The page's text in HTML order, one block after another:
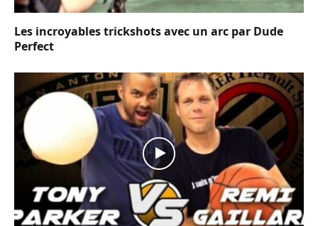
Les incroyables trickshots avec un arc par Dude
Perfect